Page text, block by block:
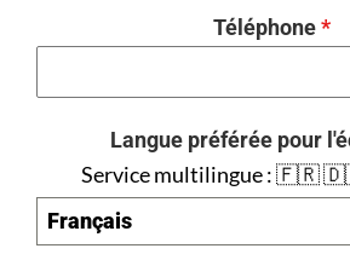
Téléphone*
Langue préférée pour
Service multilingue :
Français